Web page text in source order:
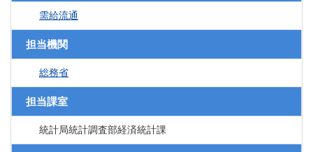
需給流通
担当機関
総務省
担当課室
統計局統計調査部経済統計課